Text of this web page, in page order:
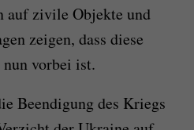
auf zivile Objekte und
zeigen, dass diese
nun vorbei ist.
Beendigung des Kriegs